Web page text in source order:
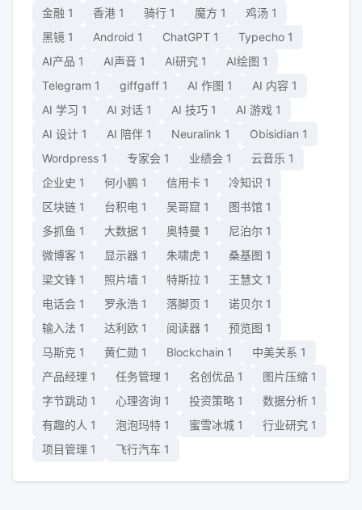
金融 1 香港 1 骑行 1 魔方 1 鸡汤 1
黑镜 1 Android 1 ChatGPT 1 Typecho 1
AI产品 1 AI声音 1 AI研究 1 AI绘图 1
Telegram 1 giffgaff 1 AI 作图 1 AI 内容 1
AI 学习 1 AI 对话 1 AI 技巧 1 AI 游戏 1
AI 设计 1 AI 陪伴 1 Neuralink 1 Obisidian 1
Wordpress 1 专家会 1 业绩会 1 云音乐 1
企业史 1 何小鹏 1 信用卡 1 冷知识 1
区块链 1 台积电 1 吴哥窟 1 图书馆 1
多抓鱼 1 大数据 1 奥特曼 1 尼泊尔 1
微博客 1 显示器 1 朱啸虎 1 桑基图 1
梁文锋 1 照片墙 1 特斯拉 1 王慧文 1
电话会 1 罗永浩 1 落脚页 1 诺贝尔 1
输入法 1 达利欧 1 阅读器 1 预览图 1
马斯克 1 黄仁勋 1 Blockchain 1 中美关系 1
产品经理 1 任务管理 1 名创优品 1 图片压缩 1
字节跳动 1 心理咨询 1 投资策略 1 数据分析 1
有趣的人 1 泡泡玛特 1 蜜雪冰城 1 行业研究 1
项目管理 1 飞行汽车 1